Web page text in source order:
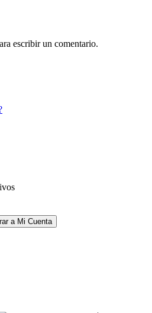
escribir un comentario.
a Mi Cuenta